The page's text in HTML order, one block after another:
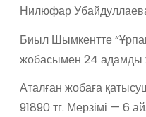
Нилюфар
Биыл Шымкентте
жобасымен 24 адамды
Аталған жобаға
91890 тг. Мерзімі — 6 ай.